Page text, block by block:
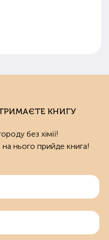
КНИГУ
без хімії!
на нього прийде книга!